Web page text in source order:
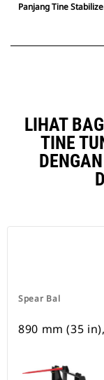
Panjang Tine
LIHAT
TINE
Spear Bal
890 mm (35